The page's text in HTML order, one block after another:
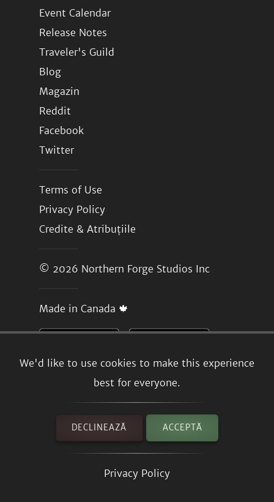
We'd like to use cookies to make this experience
best for everyone.
DECLINEAZĂ ACCEPTĂ
Privacy Policy
Event Calendar
Release Notes
Traveler's Guild
Blog
Magazin
Reddit
Facebook
Twitter
Terms of Use
Privacy Policy
Credite & Atribuțiile
© 2026 Northern Forge Studios Inc
Made in Canada 🍁